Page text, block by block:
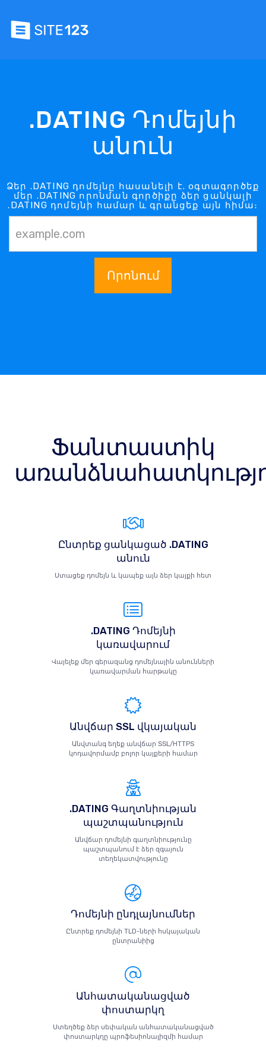
.DATING Դոմեյնի
անուն
Ձեր .DATING դոմեյնը հասանելի է. օգտագործեք
մեր .DATING որոնման գործիքը ձեր ցանկալի
.DATING դոմեյնի համար և գրանցեք այն հիմա։
Որոնում
Ֆանտաստիկ
Ընտրեք ցանկացած .DATING
անուն
Ստացեք դոմեյն և կապեք այն ձեր կայքի հետ
.DATING Դոմեյնի
կառավարում
Վայելեք մեր գերազանց դոմեյնային անունների
կառավարման հարթակը
Անվճար SSL վկայական
Անվտանգ եղեք անվճար SSL/HTTPS
կոդավորմամբ բոլոր կայքերի համար
.DATING Գաղտնիության
պաշտպանություն
Անվճար դոմեյնի գաղտնիությունը
պաշտպանում է ձեր զգայուն
տեղեկատվությունը
Դոմեյնի ընդլայնումներ
Ընտրեք դոմեյնի TLD-ների հսկայական
ընտրանիից
Անհատականացված
փոստարկղ
Ստեղծեք ձեր սեփական անհատականացված
փոստարկղը պրոֆեսիոնալիզմի համար